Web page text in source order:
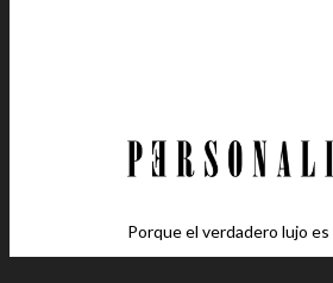
Porque el verdadero lujo